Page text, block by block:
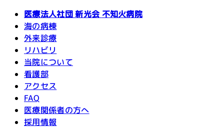
医療法人社団 新光会 不知火病院
海の病棟
外来診療
リハビリ
当院について
看護部
アクセス
FAQ
医療関係者の方へ
採用情報